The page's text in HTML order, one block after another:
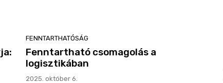
FENNTARTHATÓSÁG
Fenntartható csomagolás a
logisztikában
2025. október 6.